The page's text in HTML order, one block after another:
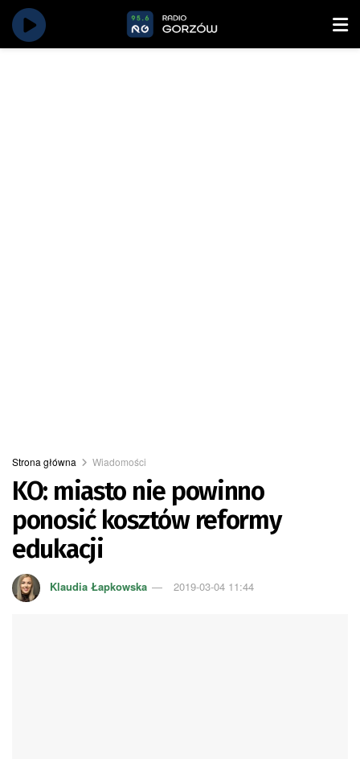
Strona główna Wiadomości
KO: miasto nie powinno
ponosić kosztów reformy
edukacji
Klaudia Łapkowska 2019-03-04 11:44